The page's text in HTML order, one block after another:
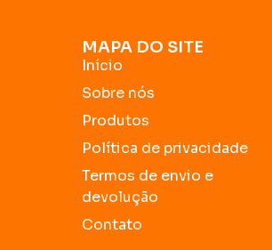
MAPA DO SITE
Início
Sobre nós
Produtos
Política de privacidade
Termos de envio e
devolução
Contato